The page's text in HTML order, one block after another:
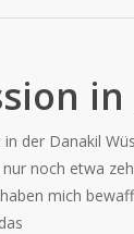
der Danakil
noch etwa
mich